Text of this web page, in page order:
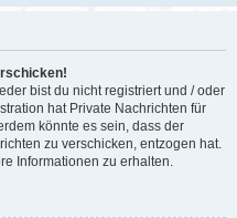
bist du nicht registriert und / oder
hat Private Nachrichten für
könnte es sein, dass der
zu verschicken, entzogen hat.
Informationen zu erhalten.